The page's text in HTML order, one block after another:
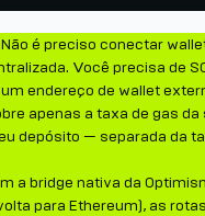
Não é preciso conectar
Você precisa de
endereço de wallet
apenas a taxa de gas
depósito — separada da
a bridge nativa da
para Ethereum), as